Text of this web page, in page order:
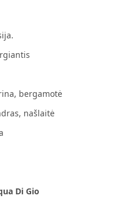
bergamotė
našlaitė
Di Gio